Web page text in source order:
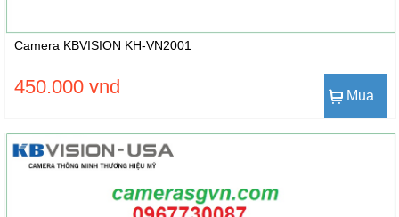
Camera KBVISION KH-VN2001
450.000 vnd Mua